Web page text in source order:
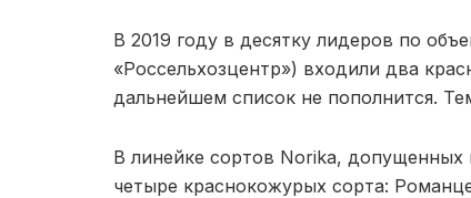
В 2019 году в десятку лидеров по
«Россельхозцентр») входили два
дальнейшем список не пополнится.
В линейке сортов Norika,
четыре краснокожурых сорта: